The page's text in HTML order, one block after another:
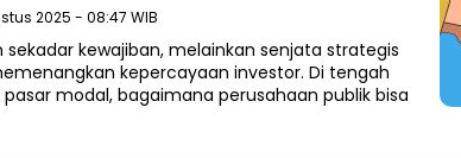
2025 - 08:47 WIB
sekadar kewajiban, melainkan senjata strategis
kepercayaan investor. Di tengah
modal, bagaimana perusahaan publik bisa